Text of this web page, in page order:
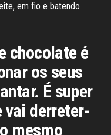
em fio e batendo
chocolate é
os seus
É super
vai derreter-
mesmo